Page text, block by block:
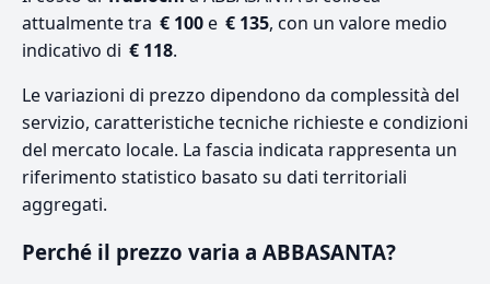
attualmente tra € 100e € 135, con un valore medio
indicativo di € 118.
Le variazioni di prezzo dipendono da complessità del
servizio, caratteristiche tecniche richieste e condizioni
del mercato locale. La fascia indicata rappresenta un
riferimento statistico basato su dati territoriali
aggregati.
Perché il prezzo varia a ABBASANTA?